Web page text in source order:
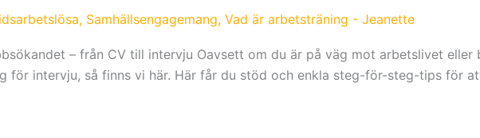
, Samhällsengagemang, Vad är arbetsträning - Jeanette
– från CV till intervju Oavsett om du är på väg mot arbetslivet eller
för intervju, så finns vi här. Här får du stöd och enkla steg-för-steg-tips för